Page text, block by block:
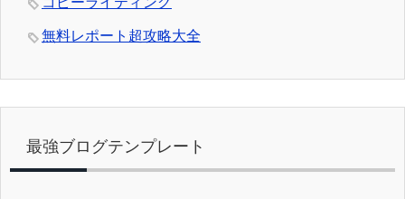
無料レポート超攻略大全
最強ブログテンプレート